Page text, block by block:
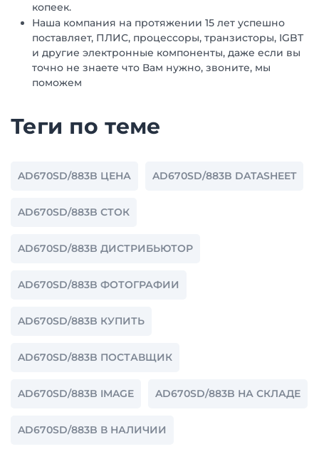
копеек.
Наша компания на протяжении 15 лет успешно
поставляет, ПЛИС, процессоры, транзисторы, IGBT
и другие электронные компоненты, даже если вы
точно не знаете что Вам нужно, звоните, мы
поможем
Теги по теме
AD670SD/883B ЦЕНА AD670SD/883B DATASHEET
AD670SD/883B СТОК
AD670SD/883B ДИСТРИБЬЮТОР
AD670SD/883B ФОТОГРАФИИ
AD670SD/883B КУПИТЬ
AD670SD/883B ПОСТАВЩИК
AD670SD/883B IMAGE AD670SD/883B НА СКЛАДЕ
AD670SD/883B В НАЛИЧИИ